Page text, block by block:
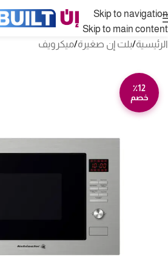
Skip to navigation
Skip to main content
الرئيسية/بلت إن صغيرة/ميكرويف
٪12
خصم